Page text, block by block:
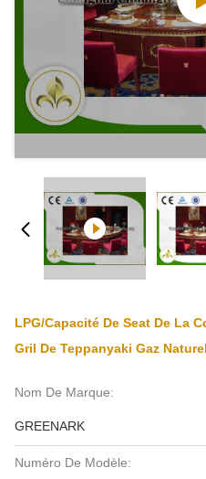
LPG/capacité De Seat De La
Gril De Teppanyaki Gaz
Nom De Marque:
GREENARK
Numéro De Modèle: